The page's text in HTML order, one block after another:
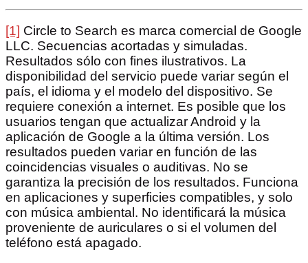
[1] Circle to Search es marca comercial de Google
LLC. Secuencias acortadas y simuladas.
Resultados sólo con fines ilustrativos. La
disponibilidad del servicio puede variar según el
país, el idioma y el modelo del dispositivo. Se
requiere conexión a internet. Es posible que los
usuarios tengan que actualizar Android y la
aplicación de Google a la última versión. Los
resultados pueden variar en función de las
coincidencias visuales o auditivas. No se
garantiza la precisión de los resultados. Funciona
en aplicaciones y superficies compatibles, y solo
con música ambiental. No identificará la música
proveniente de auriculares o si el volumen del
teléfono está apagado.